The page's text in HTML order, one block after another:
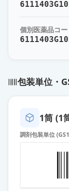
個別医薬品コー
包装単位・
1筒 (1
調剤包装単位